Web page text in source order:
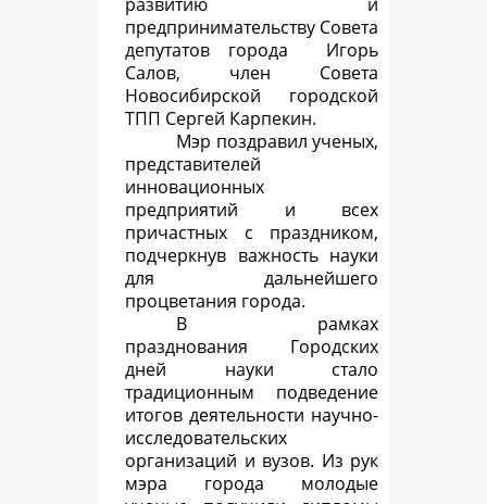
предпринимательству Совета
депутатов города Игорь
Салов, член Совета
Новосибирской городской
ТПП Сергей Карпекин.
Мэр поздравил ученых,
представителей
инновационных
предприятий и всех
причастных с праздником,
подчеркнув важность науки
для дальнейшего
процветания города.
В рамках
празднования Городских
дней науки стало
традиционным подведение
итогов деятельности научно-
исследовательских
организаций и вузов. Из рук
мэра города молодые